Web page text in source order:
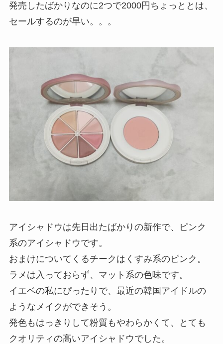
発売したばかりなのに2つで2000円ちょっととは、
セールするのが早い。。。
アイシャドウは先日出たばかりの新作で、ピンク
系のアイシャドウです。
おまけについてくるチークはくすみ系のピンク。
ラメは入っておらず、マット系の色味です。
イエベの私にぴったりで、最近の韓国アイドルの
ようなメイクができそう。
発色もはっきりして粉質もやわらかくて、とても
クオリティの高いアイシャドウでした。